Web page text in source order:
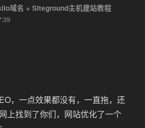
域名 + Siteground主机建站教程
，一点效果都没有，一直拖，还
上找到了你们，网站优化了一个